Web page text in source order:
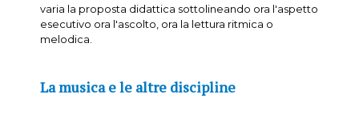
varia la proposta didattica sottolineando ora l'aspetto
esecutivo ora l'ascolto, ora la lettura ritmica o
melodica.
La musica e le altre discipline